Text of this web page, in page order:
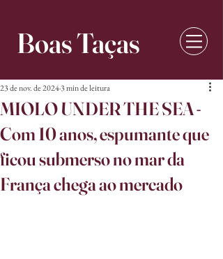
Boas Taças
MIOLO UNDER THE SEA -
Com 10 anos, espumante que
ficou submerso no mar da
França chega ao mercado
23 de nov. de 20243 min de leitura